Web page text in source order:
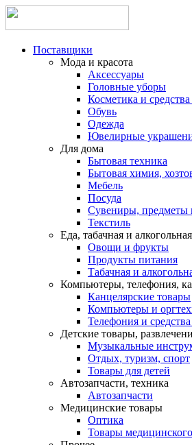
Поставщики
Мода и красота
Аксессуары
Головные уборы
Косметика и
Обувь
Одежда
Ювелирные
Для дома
Бытовая техника
Бытовая химия,
Мебель
Посуда
Сувениры, предметы
Текстиль
Еда, табачная и
Овощи и фрукты
Продукты питания
Табачная и
Компьютеры, телефония,
Канцелярские товары
Компьютеры и
Телефония и средства
Детские товары,
Музыкальные
Отдых, туризм, спорт
Товары для детей
Автозапчасти, техника
Автозапчасти
Медицинские товары
Оптика
Товары